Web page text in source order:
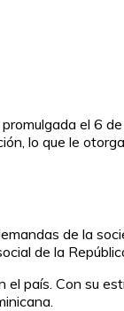
el 6
lo que le
de la
de la
país. Con su